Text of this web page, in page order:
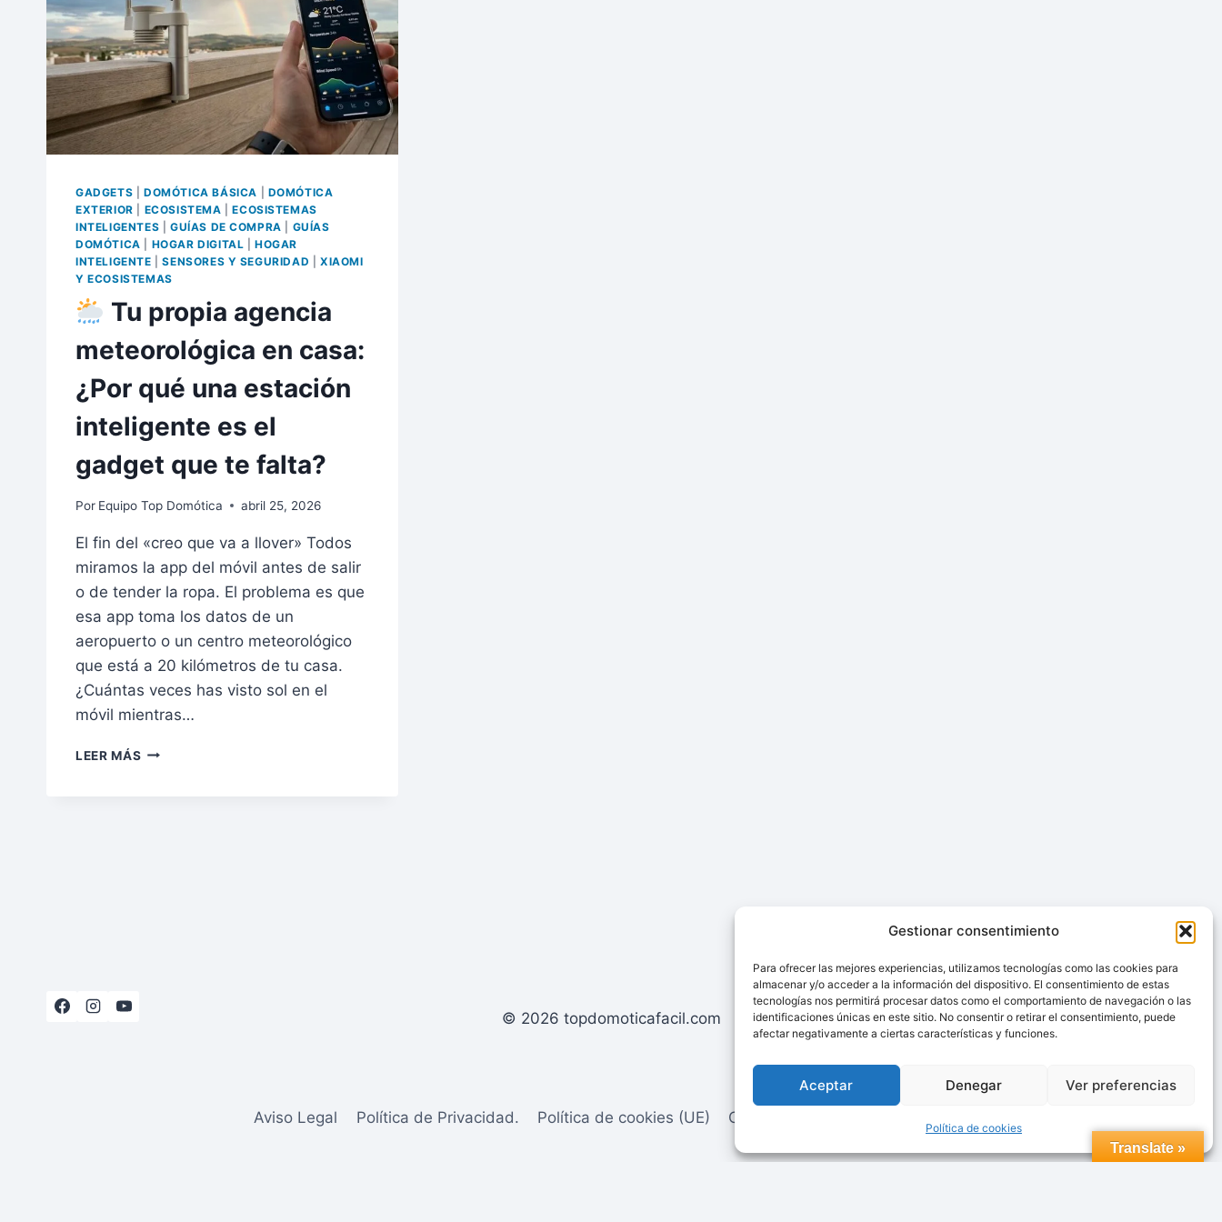
Gestionar consentimiento
Para ofrecer las mejores experiencias, utilizamos tecnologías como las cookies para
almacenar y/o acceder a la información del dispositivo. El consentimiento de estas
tecnologías nos permitirá procesar datos como el comportamiento de navegación o las
identificaciones únicas en este sitio. No consentir o retirar el consentimiento, puede
afectar negativamente a ciertas características y funciones.
Aceptar Denegar Ver preferencias
Política de cookies
GADGETS DOMÓTICA BÁSICA
DOMÓTICA
EXTERIOR
ECOSISTEMA |ECOSISTEMAS
INTELIGENTES
GUÍAS DE COMPRA
GUÍAS
DOMÓTICA
HOGAR DIGITAL |HOGAR
INTELIGENTE |SENSORES Y SEGURIDAD |XIAOMI
Y ECOSISTEMAS
Tu propia agencia
meteorológica en casa:
¿Por qué una estación
inteligente es el
gadget que te falta?
Por Equipo Top Domótica abril 25, 2026
El fin del «creo que va a llover» Todos
miramos la app del móvil antes de salir
o de tender la ropa. El problema es que
esa app toma los datos de un
aeropuerto o un centro meteorológico
que está a 20 kilómetros de tu casa.
¿Cuántas veces has visto sol en el
móvil mientras…
LEER MÁS
© 2026 topdomoticafacil.com
Aviso Legal Política de Privacidad. Política de cookies (UE) Contacto
Translate »